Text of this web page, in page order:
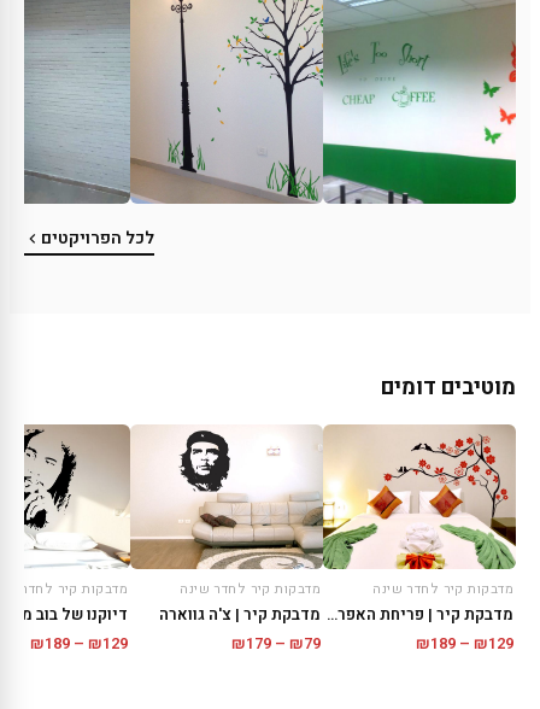
לכל הפרויקטים
מוטיבים דומים
מדבקות קיר לחדר שינה
מדבקת קיר | פריחת האפרסק
₪129
–
₪189
מדבקות קיר לחדר שינה
מדבקת קיר | צ'ה גווארה
₪79
–
₪179
מדבקות קיר לחדר
דיוקנו של בוב
₪129
–
₪189